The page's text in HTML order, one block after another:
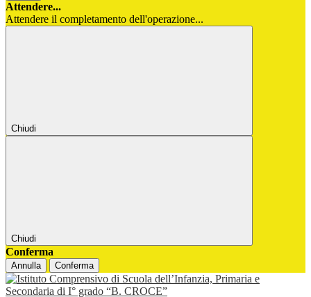
Attendere...
Attendere il completamento dell'operazione...
Chiudi
Chiudi
Conferma
Annulla Conferma